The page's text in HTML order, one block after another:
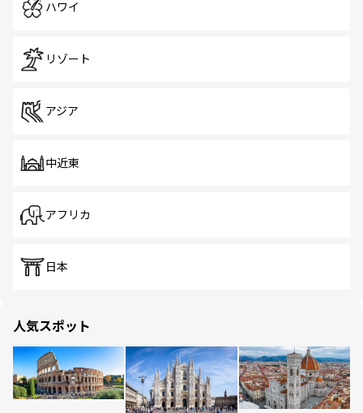
ハワイ
リゾート
アジア
中近東
アフリカ
日本
人気スポット